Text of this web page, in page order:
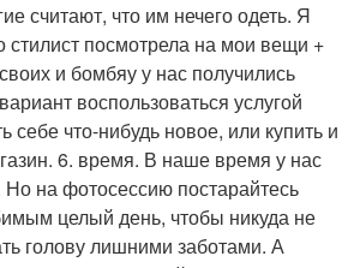
считают, что им нечего одеть. Я
стилист посмотрела на мои вещи +
и бомбяу у нас получились
воспользоваться услугой
себе что-нибудь новое, или купить и
6. время. В наше время у нас
Но на фотосессию постарайтесь
целый день, чтобы никуда не
голову лишними заботами. А